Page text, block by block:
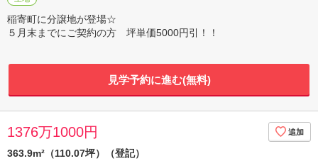
稲寄町に分譲地が登場☆
５月末までにご契約の方 坪単価5000円引！！
見学予約に進む(無料)
1376万1000円
363.9m²（110.07坪）（登記）